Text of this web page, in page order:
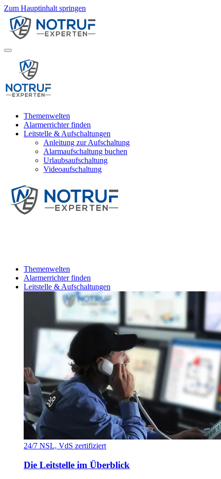
Zum Hauptinhalt springen
Themenwelten
Alarmerrichter finden
Leitstelle & Aufschaltungen
Anleitung zur Aufschaltung
Alarmaufschaltung buchen
Urlaubsaufschaltung
Videoaufschaltung
Themenwelten
Alarmerrichter finden
Leitstelle & Aufschaltungen
24/7 NSL, VdS zertifiziert
Die Leitstelle im Überblick